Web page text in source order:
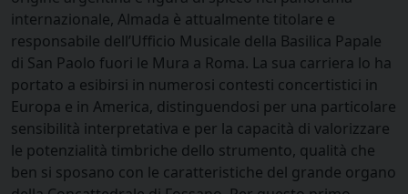
internazionale, Almada è attualmente titolare e
responsabile dell’Ufficio Musicale della Basilica Papale
di San Paolo fuori le Mura a Roma. La sua carriera lo ha
portato a esibirsi in numerosi contesti concertistici in
Europa e in America, distinguendosi per una particolare
sensibilità interpretativa e per la capacità di valorizzare
le potenzialità timbriche dello strumento, qualità che
ben si sposano con le caratteristiche del grande organo